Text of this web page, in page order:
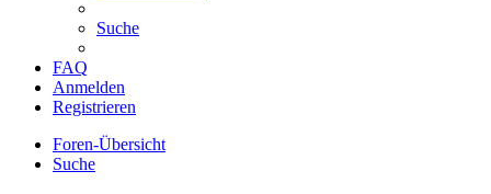
Suche
FAQ
Anmelden
Registrieren
Foren-Übersicht
Suche